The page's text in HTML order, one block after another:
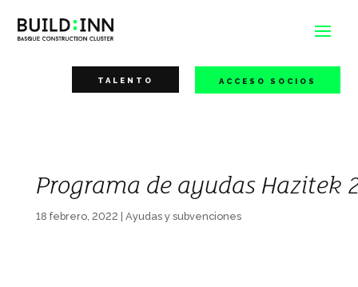
TALENTO ACCESO SOCIOS
Programa de ayudas Hazitek
18 febrero, 2022 Ayudas y subvenciones